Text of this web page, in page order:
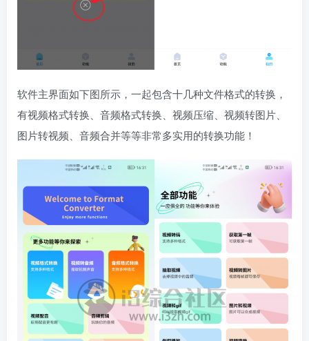
软件主界面如下图所示，一起包含十几种文件格式的转换，
有视频格式转换、音频格式转换、视频压缩、视频转图片、
图片转视频、音频合并等等非常多实用的转换功能！